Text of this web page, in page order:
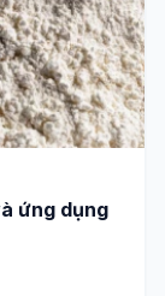
ứng dụng